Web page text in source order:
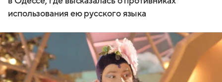
использования ею русского языка